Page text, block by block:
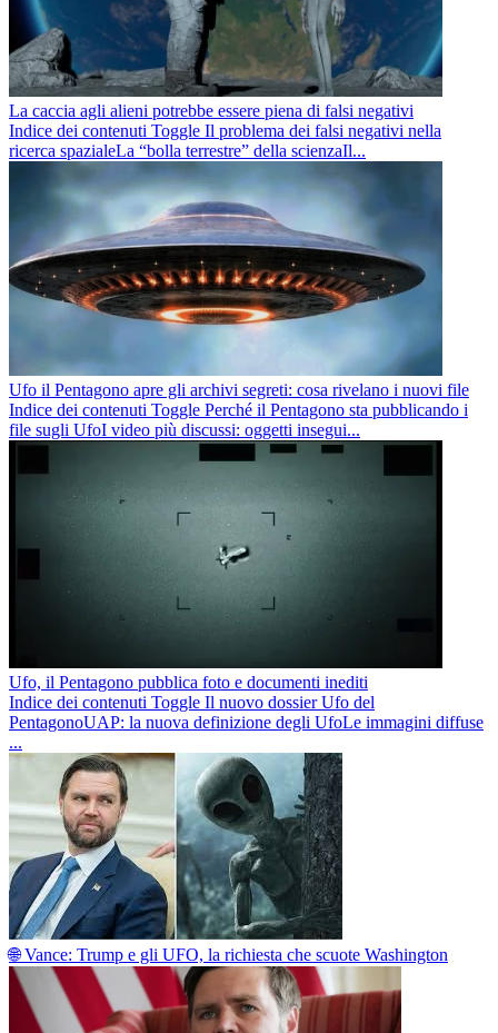
La caccia agli alieni potrebbe essere piena di falsi negativi
Indice dei contenuti Toggle Il problema dei falsi negativi nella
ricerca spazialeLa “bolla terrestre” della scienzaIl...
Ufo il Pentagono apre gli archivi segreti: cosa rivelano i nuovi file
Indice dei contenuti Toggle Perché il Pentagono sta pubblicando i
file sugli UfoI video più discussi: oggetti insegui...
Ufo, il Pentagono pubblica foto e documenti inediti
Indice dei contenuti Toggle Il nuovo dossier Ufo del
PentagonoUAP: la nuova definizione degli UfoLe immagini diffuse
...
🌐 Vance: Trump e gli UFO, la richiesta che scuote Washington